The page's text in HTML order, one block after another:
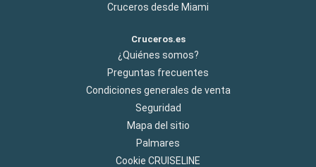
Cruceros desde Miami
Cruceros.es
¿Quiénes somos?
Preguntas frecuentes
Condiciones generales de venta
Seguridad
Mapa del sitio
Palmares
Cookie CRUISELINE